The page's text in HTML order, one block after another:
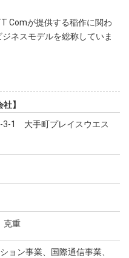
Comが提供する稲作に関わ
ネスモデルを総称していま
】
3-1 大手町プレイスウエス
重
ョン事業、国際通信事業、